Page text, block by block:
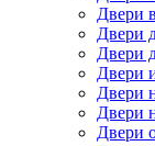
Двери
Двери
Двери
Двери
Двери
Двери
Двери